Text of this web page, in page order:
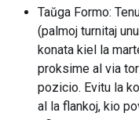
Taŭga Formo:
(palmoj turnitaj
konata kiel la
proksime al via
pozicio. Evitu la
al la flankoj, kio